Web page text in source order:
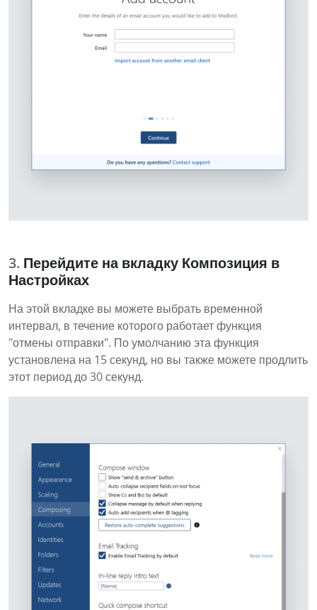
Перейдите на вкладку Композиция в
Настройках
На этой вкладке вы можете выбрать временной
интервал, в течение которого работает функция
"отмены отправки". По умолчанию эта функция
установлена на 15 секунд, но вы также можете продлить
этот период до 30 секунд.